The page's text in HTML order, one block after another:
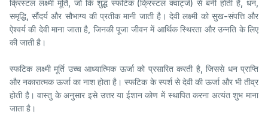
क्रिस्टल लक्ष्मी मूर्ति, जो कि शुद्ध स्फटिक (क्रिस्टल क्वार्ट्ज) से बनी होती है, धन,
समृद्धि, सौंदर्य और सौभाग्य की प्रतीक मानी जाती है। देवी लक्ष्मी को सुख-संपत्ति और
ऐश्वर्य की देवी माना जाता है, जिनकी पूजा जीवन में आर्थिक स्थिरता और उन्नति के लिए
की जाती है।
स्फटिक लक्ष्मी मूर्ति उच्च आध्यात्मिक ऊर्जा को प्रसारित करती है, जिससे धन प्राप्ति
और नकारात्मक ऊर्जा का नाश होता है। स्फटिक के स्पर्श से देवी की ऊर्जा और भी तीव्र
होती है। वास्तु के अनुसार इसे उत्तर या ईशान कोण में स्थापित करना अत्यंत शुभ माना
जाता है।